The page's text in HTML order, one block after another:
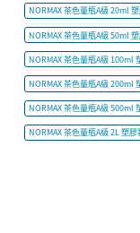
NORMAX 茶色量瓶A級 20ml
NORMAX 茶色量瓶A級 50ml
NORMAX 茶色量瓶A級 100ml
NORMAX 茶色量瓶A級 200ml
NORMAX 茶色量瓶A級 500ml
NORMAX 茶色量瓶A級 2L 塑